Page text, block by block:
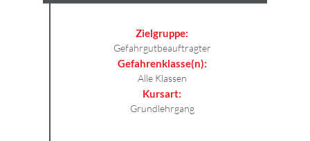
Zielgruppe:
Gefahrgutbeauftragter
Gefahrenklasse(n):
Alle Klassen
Kursart:
Grundlehrgang